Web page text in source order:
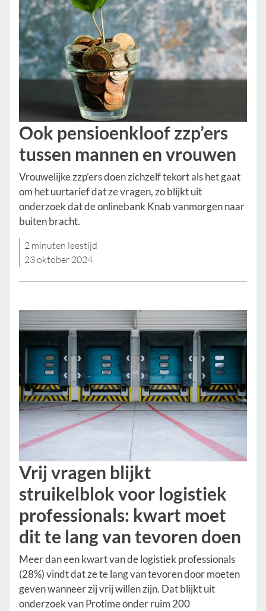
Ook pensioenkloof zzp’ers
tussen mannen en vrouwen
Vrouwelijke zzp’ers doen zichzelf tekort als het gaat
om het uurtarief dat ze vragen, zo blijkt uit
onderzoek dat de onlinebank Knab vanmorgen naar
buiten bracht.
2 minuten leestijd
23 oktober 2024
Vrij vragen blijkt
struikelblok voor logistiek
professionals: kwart moet
dit te lang van tevoren doen
Meer dan een kwart van de logistiek professionals
(28%) vindt dat ze te lang van tevoren door moeten
geven wanneer zij vrij willen zijn. Dat blijkt uit
onderzoek van Protime onder ruim 200